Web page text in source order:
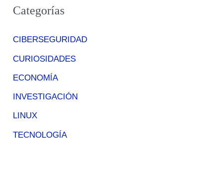
Categorías
CIBERSEGURIDAD
CURIOSIDADES
ECONOMÍA
INVESTIGACIÓN
LINUX
TECNOLOGÍA